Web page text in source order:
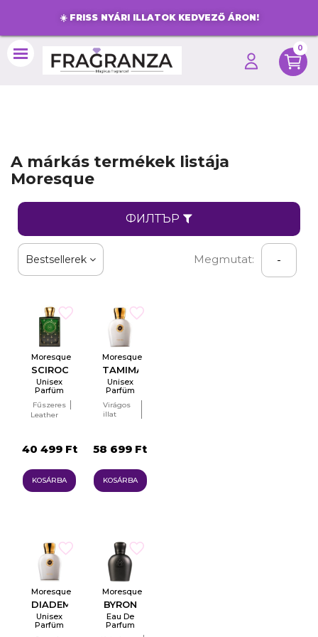
☀️ FRISS NYÁRI ILLATOK KEDVEZŐ ÁRON!
0
A márkás termékek listája
Moresque
ФИЛТЪР
Bestsellerek Megmutat: -
Moresque
SCIROCCO
Unisex
Parfüm
Fűszeres
Leather
40 499 Ft
KOSÁRBA
Moresque
TAMIMA
Unisex
Parfüm
Virágos
illat
58 699 Ft
KOSÁRBA
Moresque
DIADEMA
Unisex
Parfüm
Moresque
BYRON
Eau De
Parfum